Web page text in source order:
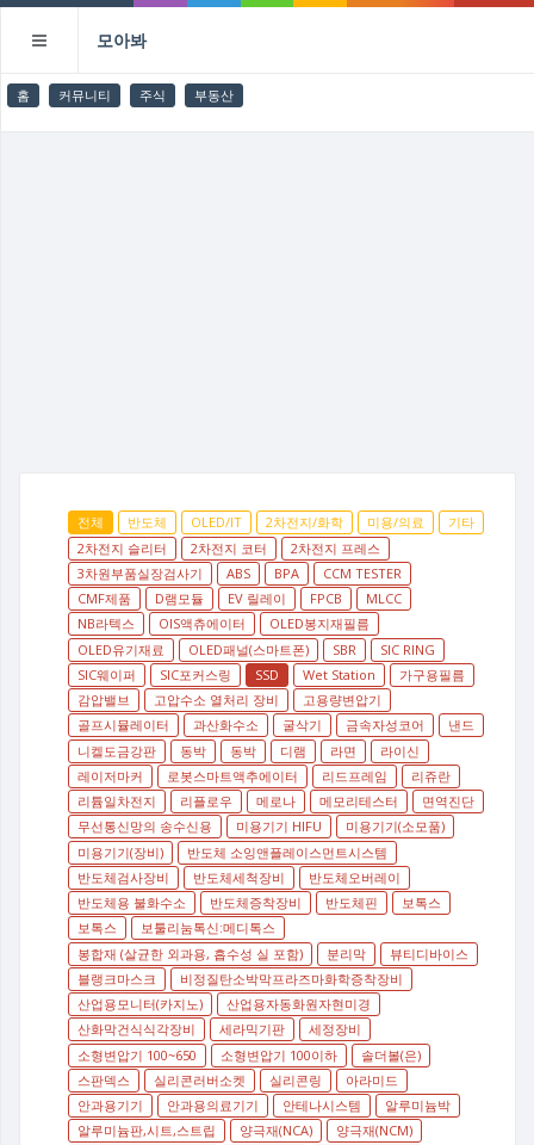
모아봐
홈 커뮤니티 주식 부동산
전체 반도체 OLED/IT 2차전지/화학 미용/의료
기타
2차전지 슬리터
2차전지 코터
2차전지 프레스
3차원부품실장검사기
ABS BPA
CCM TESTER
CMF제품
D램모듈 EV 릴레이 FPCB
MLCC
NB라텍스
OIS액츄에이터
OLED봉지재필름
OLED유기재료
OLED패널(스마트폰) SBR
SIC RING
SIC웨이퍼
SIC포커스링 SSD Wet Station
가구용필름
감압밸브
고압수소 열처리 장비
고용량변압기
골프시뮬레이터
과산화수소 굴삭기 금속자성코어
낸드
니켈도금강판
동박 동박 디램 라면
라이신
레이저마커
로봇스마트액추에이터 리드프레임
리쥬란
리튬일차전지
리플로우 메로나 메모리테스터
면역진단
무선통신망의 송수신용
미용기기 HIFU
미용기기(소모품)
미용기기(장비)
반도체 소잉앤플레이스먼트시스템
반도체검사장비
반도체세척장비
반도체오버레이
반도체용 불화수소
반도체증착장비 반도체핀
보톡스
보톡스
보툴리눔톡신:메디톡스
봉합재 (살균한 외과용, 흡수성 실 포함)
분리막
뷰티디바이스
블랭크마스크
비정질탄소박막프라즈마화학증착장비
산업용모니터(카지노)
산업용자동화원자현미경
산화막건식식각장비
세라믹기판
세정장비
소형변압기 100~650
소형변압기 100이하
솔더볼(은)
스판덱스
실리콘러버소켓 실리콘링
아라미드
안과용기기
안과용의료기기 안테나시스템
알루미늄박
알루미늄판,시트,스트립
양극재(NCA)
양극재(NCM)